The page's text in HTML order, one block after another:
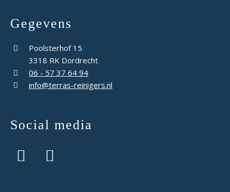
Gegevens
Poolsterhof 15
3318 RK Dordrecht
06 - 57 37 64 94
info@terras-reinigers.nl
Social media